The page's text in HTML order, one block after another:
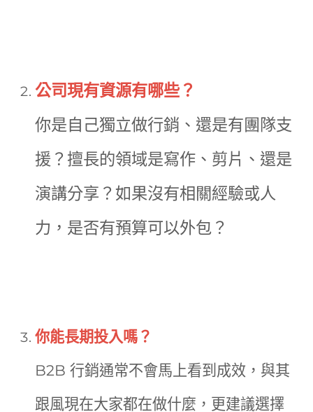
公司現有資源有哪些？
你是自己獨立做行銷、還是有團隊支
援？擅長的領域是寫作、剪片、還是
演講分享？如果沒有相關經驗或人
力，是否有預算可以外包？
你能長期投入嗎？
B2B 行銷通常不會馬上看到成效，與其
跟風現在大家都在做什麼，更建議選擇